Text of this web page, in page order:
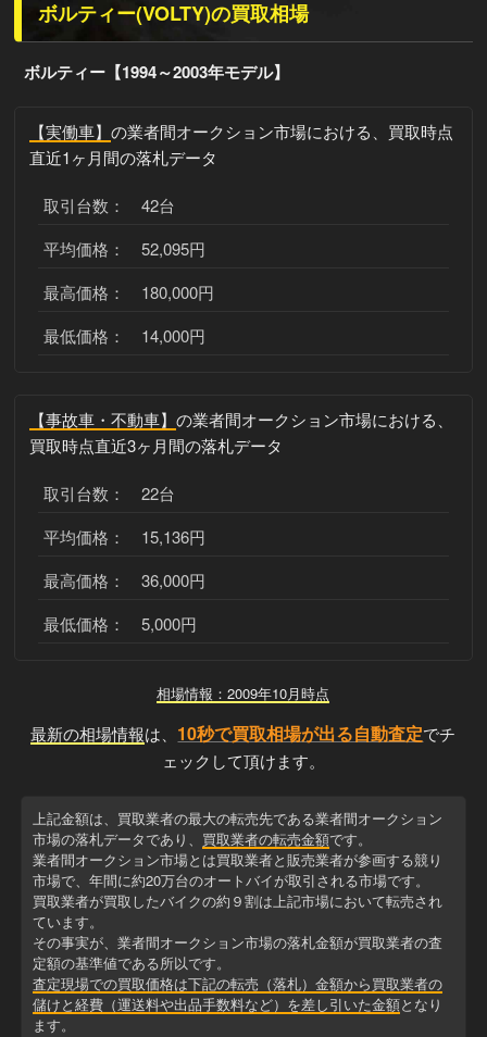
ボルティー(VOLTY)の買取相場
ボルティー【1994～2003年モデル】
【実働車】 の業者間オークション市場における、買取時点
直近1ヶ月間の落札データ
取引台数： 42台
平均価格： 52,095円
最高価格： 180,000円
最低価格： 14,000円
【事故車・不動車】 の業者間オークション市場における、
買取時点直近3ヶ月間の落札データ
取引台数： 22台
平均価格： 15,136円
最高価格： 36,000円
最低価格： 5,000円
相場情報：2009年10月時点
最新の相場情報は、 10秒で買取相場が出る自動査定でチ
ェックして頂けます。
上記金額は、買取業者の最大の転売先である業者間オークション
市場の落札データであり、 買取業者の転売金額です。
業者間オークション市場とは買取業者と販売業者が参画する競り
市場で、年間に約20万台のオートバイが取引される市場です。
買取業者が買取したバイクの約９割は上記市場において転売され
ています。
その事実が、業者間オークション市場の落札金額が買取業者の査
定額の基準値である所以です。
査定現場での買取価格は下記の転売（落札）金額から買取業者の
儲けと経費（運送料や出品手数料など）を差し引いた金額となり
ます。